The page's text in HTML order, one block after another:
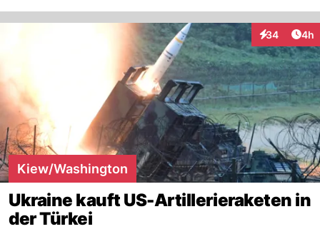
34
Interaktionen
4h
Kiew/Washington
Ukraine kauft US-Artillerieraketen in
der Türkei